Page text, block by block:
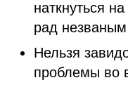
наткнуться
рад незваным
Нельзя
проблемы во